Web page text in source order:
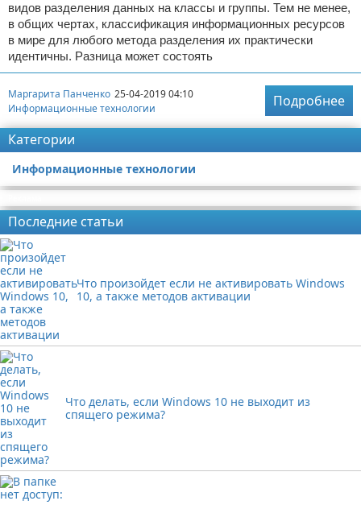
видов разделения данных на классы и группы. Тем не менее,
в общих чертах, классификация информационных ресурсов
в мире для любого метода разделения их практически
идентичны. Разница может состоять
Маргарита Панченко 25-04-2019 04:10
Информационные технологии
Подробнее
Категории
Информационные технологии
Последние статьи
Что произойдет если не активировать Windows
10, а также методов активации
Что делать, если Windows 10 не выходит из
спящего режима?